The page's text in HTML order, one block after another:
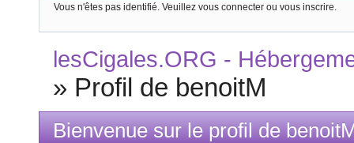
Vous n'êtes pas identifié. Veuillez vous connecter ou vous inscrire.
lesCigales.ORG -
» Profil de benoitM
Bienvenue sur le profil de